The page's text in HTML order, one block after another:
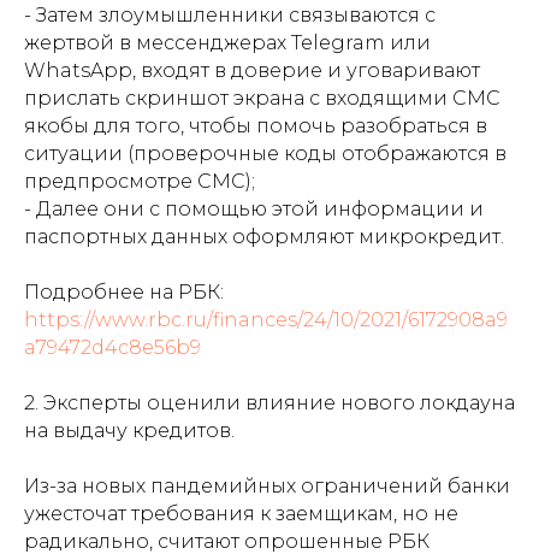
- Затем злоумышленники связываются с
жертвой в мессенджерах Telegram или
WhatsApp, входят в доверие и уговаривают
прислать скриншот экрана с входящими СМС
якобы для того, чтобы помочь разобраться в
ситуации (проверочные коды отображаются в
предпросмотре СМС);
- Далее они с помощью этой информации и
паспортных данных оформляют микрокредит.
Подробнее на РБК:
https://www.rbc.ru/finances/24/10/2021/6172908a9
a79472d4c8e56b9
2. Эксперты оценили влияние нового локдауна
на выдачу кредитов.
Из-за новых пандемийных ограничений банки
ужесточат требования к заемщикам, но не
радикально, считают опрошенные РБК